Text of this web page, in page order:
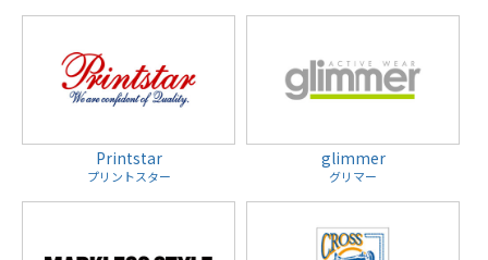
Printstar
プリントスター
glimmer
グリマー